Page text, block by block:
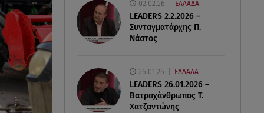
02.02.26 ΕΛΛΑΔΑ
LEADERS 2.2.2026 –
Συνταγματάρχης Π.
Νάστος
26.01.26 ΕΛΛΑΔΑ
LEADERS 26.01.2026 –
Βατραχάνθρωπος Τ.
Χατζαντώνης